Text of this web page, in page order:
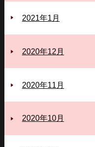
2021年1月
2020年12月
2020年11月
2020年10月